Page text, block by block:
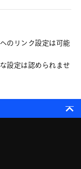
のリンク設定は可能
設定は認められませ